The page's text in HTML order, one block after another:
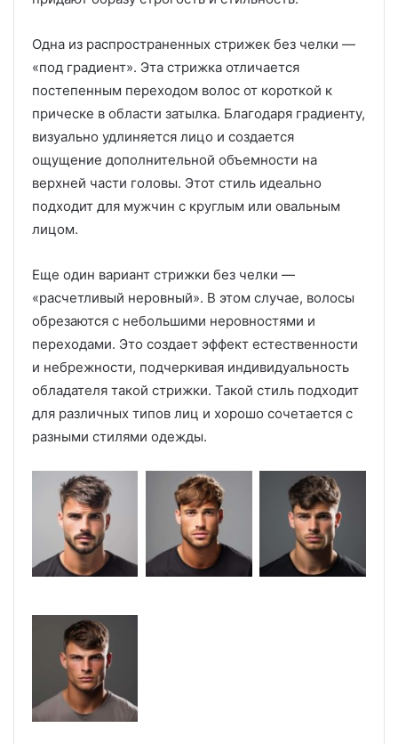
Одна из распространенных стрижек без челки —
«под градиент». Эта стрижка отличается
постепенным переходом волос от короткой к
прическе в области затылка. Благодаря градиенту,
визуально удлиняется лицо и создается
ощущение дополнительной объемности на
верхней части головы. Этот стиль идеально
подходит для мужчин с круглым или овальным
лицом.
Еще один вариант стрижки без челки —
«расчетливый неровный». В этом случае, волосы
обрезаются с небольшими неровностями и
переходами. Это создает эффект естественности
и небрежности, подчеркивая индивидуальность
обладателя такой стрижки. Такой стиль подходит
для различных типов лиц и хорошо сочетается с
разными стилями одежды.